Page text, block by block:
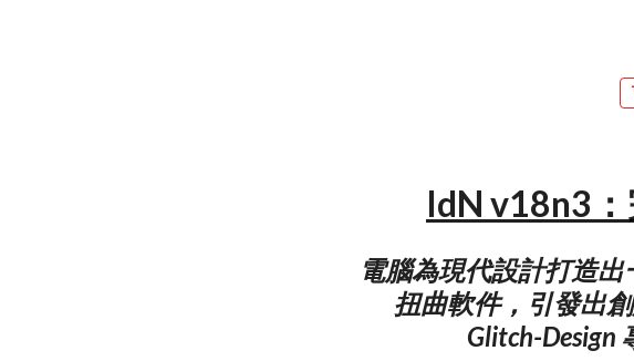
IdN v18n3
電腦為現代設計打造出
扭曲軟件，引發出
Glitch-Design